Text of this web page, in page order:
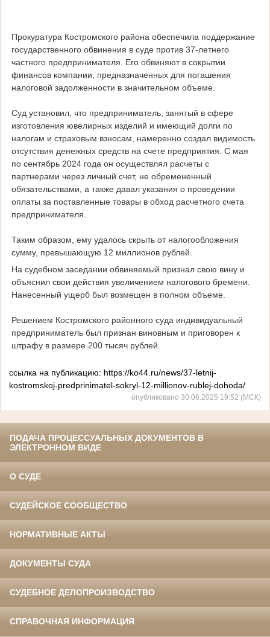
Прокуратура Костромского района обеспечила поддержание
государственного обвинения в суде против 37-летнего
частного предпринимателя. Его обвиняют в сокрытии
финансов компании, предназначенных для погашения
налоговой задолженности в значительном объеме.
Суд установил, что предприниматель, занятый в сфере
изготовления ювелирных изделий и имеющий долги по
налогам и страховым взносам, намеренно создал видимость
отсутствия денежных средств на счете предприятия. С мая
по сентябрь 2024 года он осуществлял расчеты с
партнерами через личный счет, не обремененный
обязательствами, а также давал указания о проведении
оплаты за поставленные товары в обход расчетного счета
предпринимателя.
Таким образом, ему удалось скрыть от налогообложения
сумму, превышающую 12 миллионов рублей.
На судебном заседании обвиняемый признал свою вину и
объяснил свои действия увеличением налогового бремени.
Нанесенный ущерб был возмещен в полном объеме.
Решением Костромского районного суда индивидуальный
предприниматель был признан виновным и приговорен к
штрафу в размере 200 тысяч рублей.
ссылка на публикацию: https://ko44.ru/news/37-letnij-
kostromskoj-predprinimatel-sokryl-12-millionov-rublej-dohoda/
опубликовано 30.06.2025 19:52 (МСК)
ПОДАЧА ПРОЦЕССУАЛЬНЫХ ДОКУМЕНТОВ В
ЭЛЕКТРОННОМ ВИДЕ
О СУДЕ
СУДЕЙСКОЕ СООБЩЕСТВО
НОРМАТИВНЫЕ АКТЫ
ДОКУМЕНТЫ СУДА
СУДЕБНОЕ ДЕЛОПРОИЗВОДСТВО
СПРАВОЧНАЯ ИНФОРМАЦИЯ